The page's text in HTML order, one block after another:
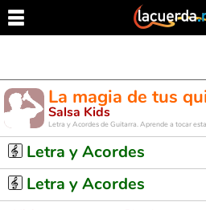
La magia de tus
Salsa Kids
Letra y Acordes de Guitarra. Aprende a tocar
Letra y Acordes
Letra y Acordes